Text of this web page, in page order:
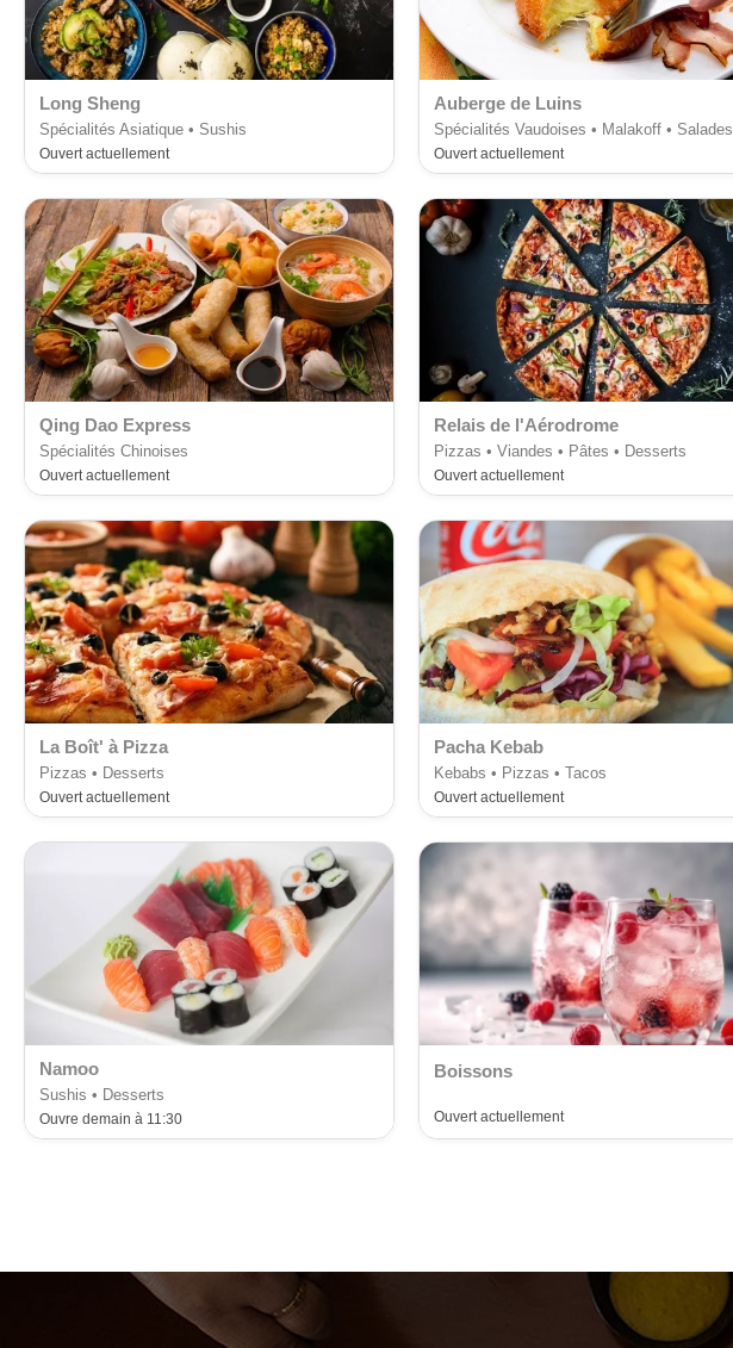
Long Sheng
Spécialités Asiatique • Sushis
Ouvert actuellement
Auberge de Luins
Spécialités Vaudoises • Malakoff • Salades
Ouvert actuellement
Qing Dao Express
Spécialités Chinoises
Ouvert actuellement
Relais de l'Aérodrome
Pizzas • Viandes • Pâtes • Desserts
Ouvert actuellement
La Boît' à Pizza
Pizzas • Desserts
Ouvert actuellement
Pacha Kebab
Kebabs • Pizzas • Tacos
Ouvert actuellement
Namoo
Sushis • Desserts
Ouvre demain à 11:30
Boissons
Ouvert actuellement